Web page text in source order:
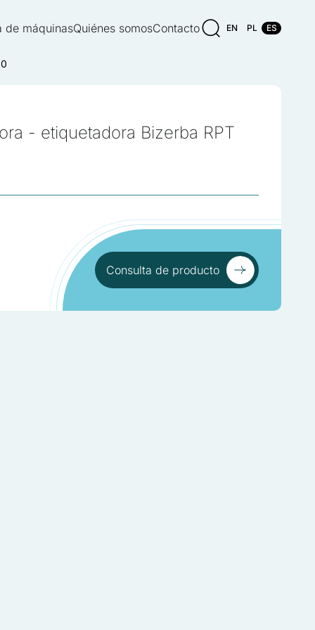
de máquinasQuiénes somosContacto EN PL ES
- etiquetadora Bizerba RPT
Consulta de producto